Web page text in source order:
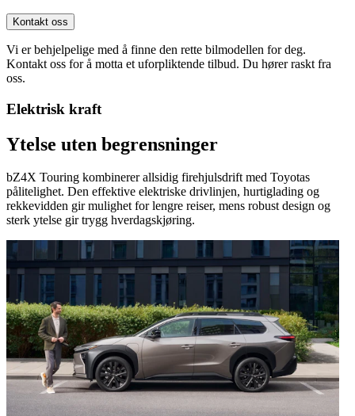
Kontakt oss
Vi er behjelpelige med å finne den rette bilmodellen for deg.
Kontakt oss for å motta et uforpliktende tilbud. Du hører raskt fra
oss.
Elektrisk kraft
Ytelse uten begrensninger
bZ4X Touring kombinerer allsidig firehjulsdrift med Toyotas
pålitelighet. Den effektive elektriske drivlinjen, hurtiglading og
rekkevidden gir mulighet for lengre reiser, mens robust design og
sterk ytelse gir trygg hverdagskjøring.